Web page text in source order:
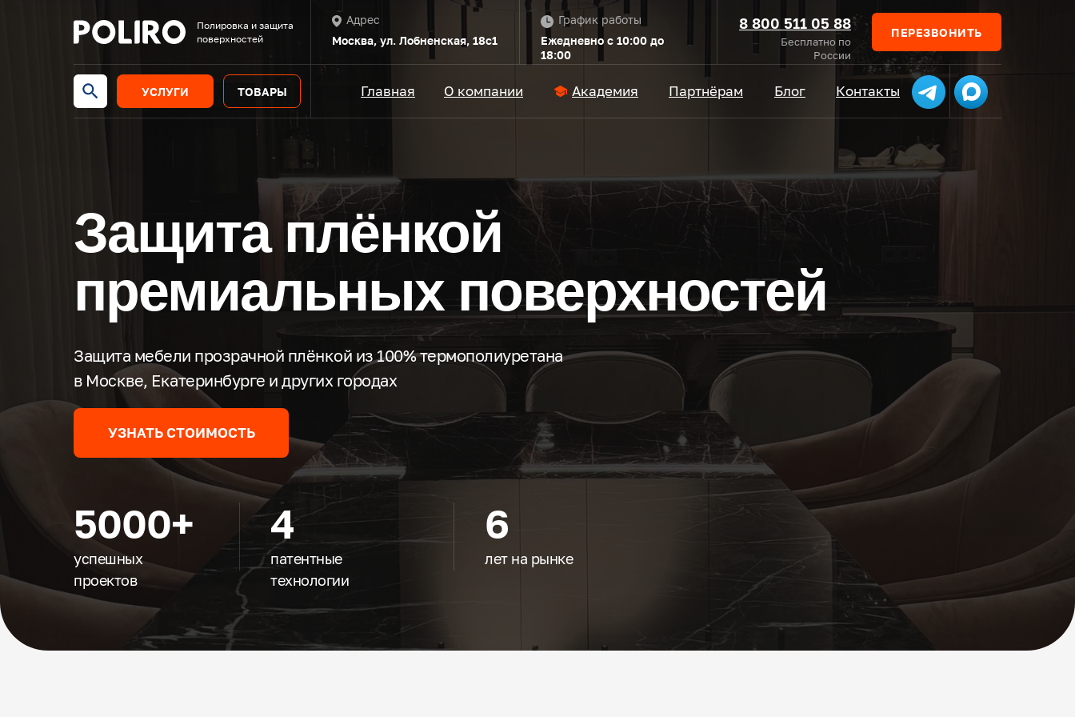
Защита плёнкой
премиальных поверхностей
Защита мебели прозрачной плёнкой из 100% термополиуретана
в Москве, Екатеринбурге и других городах
УЗНАТЬ СТОИМОСТЬ
5000+
успешных
проектов
4
патентные
технологии
6
лет на рынке
8 800 511 05 88 ПЕРЕЗВОНИТЬ
Бесплатно по
России
График работы
Ежедневно с 10:00 до
18:00
Москва, ул. Лобненская, 18с1
Адрес
Полировка и защита
поверхностей
Главная Партнёрам
О компании Блог Контакты
Академия
ТОВАРЫ
УСЛУГИ